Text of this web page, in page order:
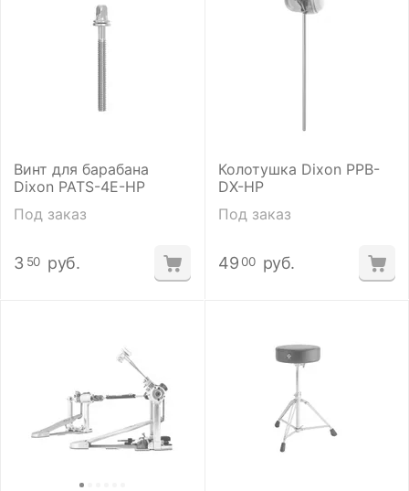
Винт для барабана
Dixon PATS-4E-HP
Под заказ
3 50 руб.
Колотушка Dixon PPB-
DX-HP
Под заказ
49 00 руб.